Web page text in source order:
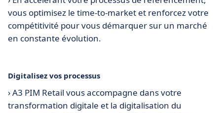
vous optimisez le time-to-market et renforcez votre
compétitivité pour vous démarquer sur un marché
en constante évolution.
Digitalisez vos processus
› A3 PIM Retail vous accompagne dans votre
transformation digitale et la digitalisation du